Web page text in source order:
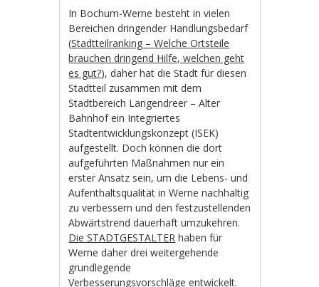
In Bochum-Werne besteht in vielen
Bereichen dringender Handlungsbedarf
(Stadtteilranking – Welche Ortsteile
brauchen dringend Hilfe, welchen geht
es gut?), daher hat die Stadt für diesen
Stadtteil zusammen mit dem
Stadtbereich Langendreer – Alter
Bahnhof ein Integriertes
Stadtentwicklungskonzept (ISEK)
aufgestellt. Doch können die dort
aufgeführten Maßnahmen nur ein
erster Ansatz sein, um die Lebens- und
Aufenthaltsqualität in Werne nachhaltig
zu verbessern und den festzustellenden
Abwärtstrend dauerhaft umzukehren.
Die STADTGESTALTER haben für
Werne daher drei weitergehende
grundlegende
Verbesserungsvorschläge entwickelt.